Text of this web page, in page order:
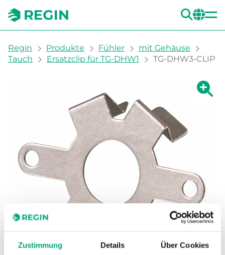
Zustimmung Details Über Cookies
You are here:
Regin Produkte Fühler
mit Gehäuse
Tauch
Ersatzclip für TG-DHW1 TG-DHW3-CLIP
Zeige